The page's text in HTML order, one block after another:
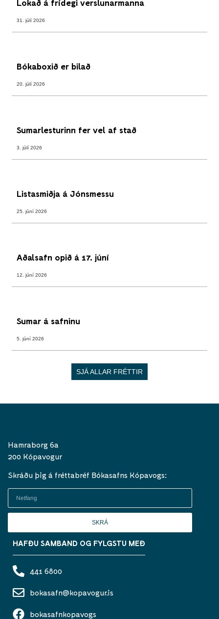
Lokað á frídegi verslunarmanna
31. júlí 2026
Bókaboxið er bilað
20. júlí 2026
Sumarlesturinn fer vel af stað
3. júlí 2026
Listasmiðja á Jónsmessu
25. júní 2026
Aðalsafn opið á 17. júní
12. júní 2026
Sumar á safninu
5. júní 2026
SJÁ ALLAR FRÉTTIR
Hamraborg 6a
200 Kópavogur
Skráðu þig á fréttabréf Bókasafns Kópavogs:
SKRÁ
HAFÐU SAMBAND OG FYLGSTU MEÐ
441 6800
bokasafn@kopavogur.is
bokasafnkopavogs